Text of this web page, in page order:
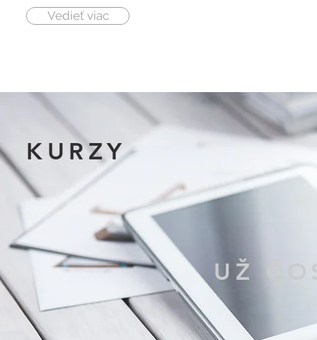
Vedieť viac
KURZY
UŽ